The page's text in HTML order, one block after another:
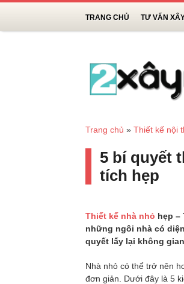
TRANG CHỦ TƯ VẤN
Trang chủ » Thiết kế nội
5 bí quyết
tích hẹp
Thiết kế nhà nhỏ hẹp –
những ngôi nhà có
quyết lấy lại không
Nhà nhỏ có thể trở nên
đơn giản. Dưới đây là 5